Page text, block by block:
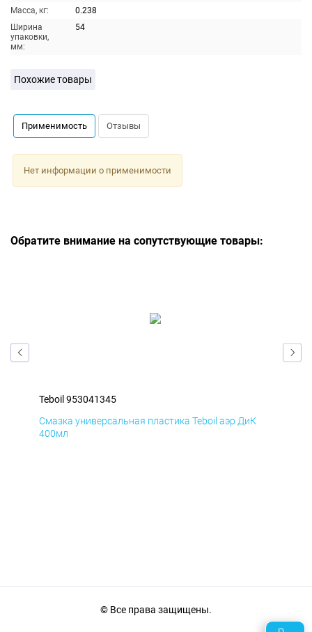
Масса, кг:
0.238
Ширина
упаковки,
мм:
54
Похожие товары
Применимость Отзывы
Нет информации о применимости
Обратите внимание на сопутствующие товары:
Teboil 953041345
Смазка универсальная пластика Teboil аэр ДиК
400мл
© Все права защищены.